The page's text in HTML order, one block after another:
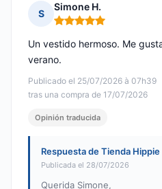
S
Simone H.
Nota: 5 de 5
Publicado el 25/07/2026 à 07h39
tras una compra de 17/07/2026
Un vestido hermoso. Me
verano.
Opinión traducida
Respuesta de Tienda Hippie
Publicada el 28/07/2026
Querida Simone,